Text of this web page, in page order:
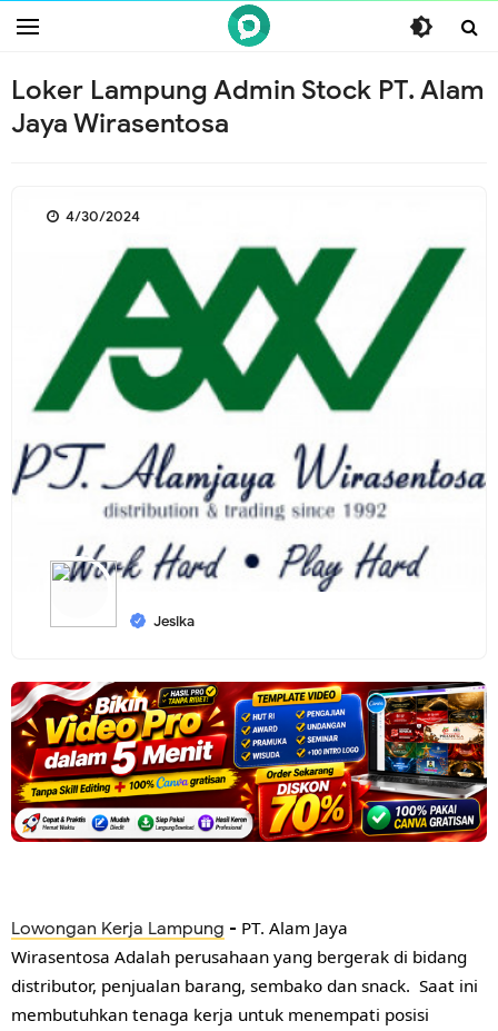
/* ganti br end */
Loker Lampung Admin Stock PT. Alam
Jaya Wirasentosa
Jesika
4/30/2024
Lowongan Kerja Lampung - PT. Alam Jaya
Wirasentosa Adalah perusahaan yang bergerak di bidang
distributor, penjualan barang, sembako dan snack. Saat ini
membutuhkan tenaga kerja untuk menempati posisi